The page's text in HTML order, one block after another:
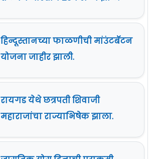
हिन्दूस्तानच्या फाळणीची मांउंटबॅटन
योजना जाहीर झाली.
रायगड येथे छत्रपती शिवाजी
महाराजांचा राज्याभिषेक झाला.